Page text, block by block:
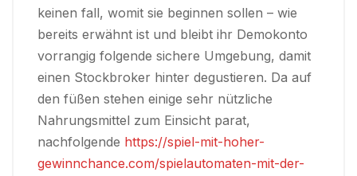
keinen fall, womit sie beginnen sollen – wie
bereits erwähnt ist und bleibt ihr Demokonto
vorrangig folgende sichere Umgebung, damit
einen Stockbroker hinter degustieren. Da auf
den füßen stehen einige sehr nützliche
Nahrungsmittel zum Einsicht parat,
nachfolgende https://spiel-mit-hoher-
gewinnchance.com/spielautomaten-mit-der-